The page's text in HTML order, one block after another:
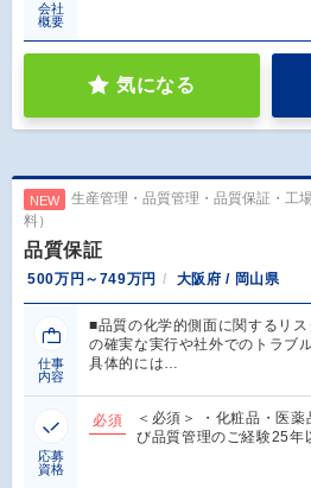
会社
概要
気になる
NEW
生産管理・品質管理・品質保証・工
料）
品質保証
500万円～749万円 大阪府 / 岡山県
仕事
内容
■品質の化学的側面に関するリ
の確実な実行や社外でのトラブ
具体的には…
応募
資格
必須
＜必須＞ ・化粧品・医
び品質管理のご経験25